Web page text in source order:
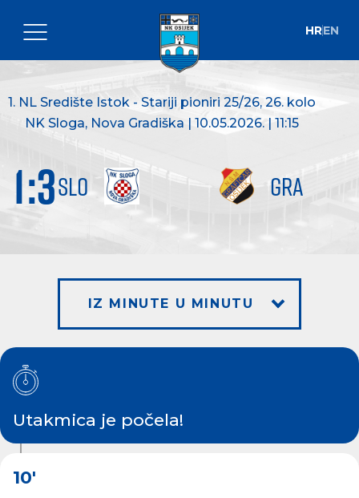
HREN
1. NL Središte Istok - Stariji pioniri 25/26, 26. kolo
NK Sloga, Nova Gradiška | 10.05.2026. | 11:15
SLO GRA
1:3
IZ MINUTE U MINUTU
Utakmica je počela!
10'